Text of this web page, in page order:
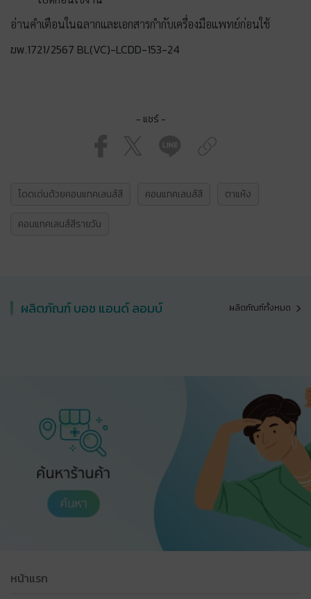
อ่านคำเตือนในฉลากและเอกสารกำกับเครื่องมือแพทย์ก่อนใช้
ฆพ.1721/2567 BL(VC)-LCDD-153-24
- แชร์ -
โดดเด่นด้วยคอนแทคเลนส์สี คอนแทคเลนส์สี ตาแห้ง
คอนแทคเลนส์สีรายวัน
ผลิตภัณฑ์ บอช แอนด์​ ลอมบ์ ผลิตภัณฑ์ทั้งหมด
หน้าแรก